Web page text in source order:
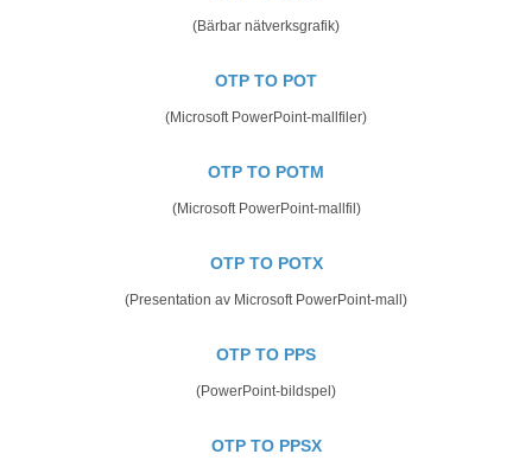
(Bärbar nätverksgrafik)
OTP TO POT
(Microsoft PowerPoint-mallfiler)
OTP TO POTM
(Microsoft PowerPoint-mallfil)
OTP TO POTX
(Presentation av Microsoft PowerPoint-mall)
OTP TO PPS
(PowerPoint-bildspel)
OTP TO PPSX